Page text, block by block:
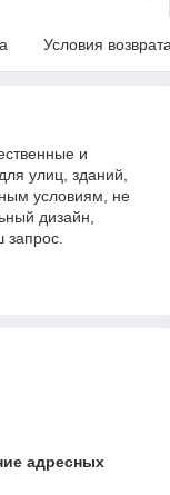
Условия
и
улиц, зданий,
условиям, не
дизайн,
адресных